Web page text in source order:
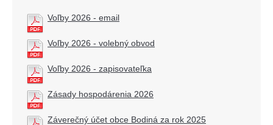
Voľby 2026 - email
Voľby 2026 - volebný obvod
Voľby 2026 - zapisovateľka
Zásady hospodárenia 2026
Záverečný účet obce Bodiná za rok 2025